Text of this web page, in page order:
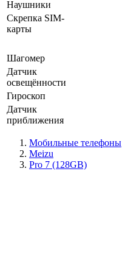
Наушники
Скрепка SIM-
карты
Шагомер
Датчик
освещённости
Гироскоп
Датчик
приближения
Мобильные телефоны
Meizu
Pro 7 (128GB)